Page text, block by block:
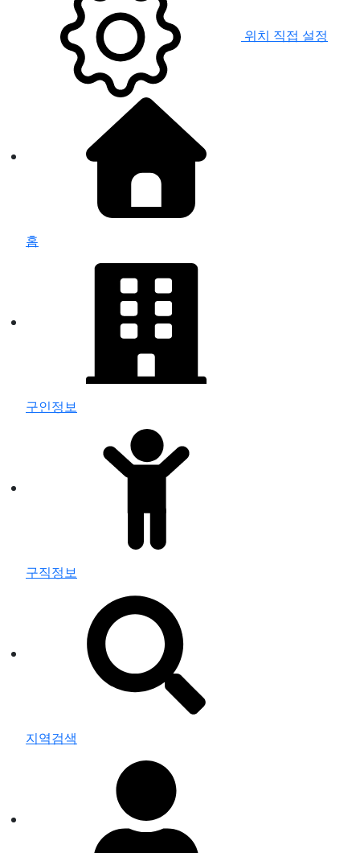
위치 직접 설정
홈
구인정보
구직정보
지역검색